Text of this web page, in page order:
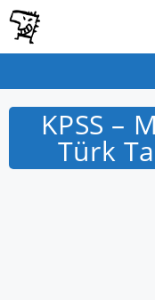
İçeriğe
atla
KPSS –
Türk